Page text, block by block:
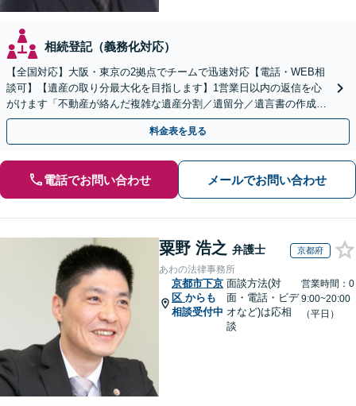
相続登記（義務化対応）
【全国対応】大阪・東京の2拠点でチームで迅速対応【電話・WEB相
談可】【遺産の取り分最大化を目指します】1営業日以内の返信を心
がけます「不動産が絡んだ複雑な遺産分割／遺留分／遺言書の作成・
執行／事業承継など、お任せください」【休日相談あり】
料金表を見る
電話でお問い合わせ メールでお問い合わせ
粟野 浩之 弁護士 京都府
あわの法律事務所
京都市下京
区 からも
相談受付中
面談方法(対
面・電話・ビデ
オなど)は応相
談
営業時間：0
9:00~20:00
（平日）